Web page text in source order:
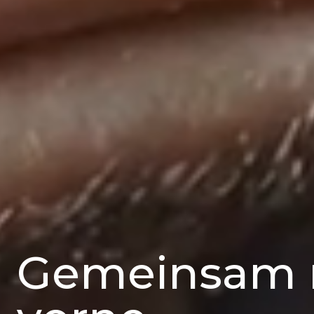
Gemeinsam